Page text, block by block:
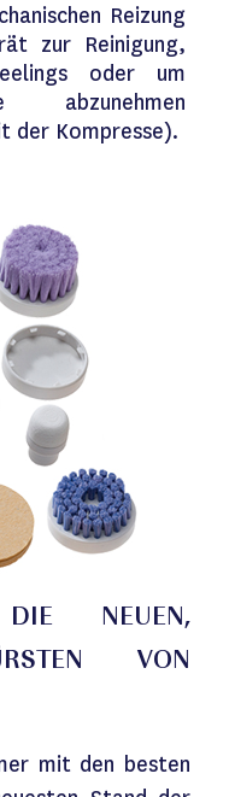
Reizung
zur Reinigung,
oder um
abzunehmen
der Kompresse).
NEUEN,
VON
mit den besten